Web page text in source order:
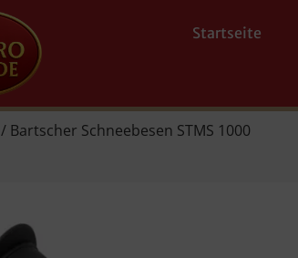
Startseite
/ Bartscher Schneebesen STMS 1000